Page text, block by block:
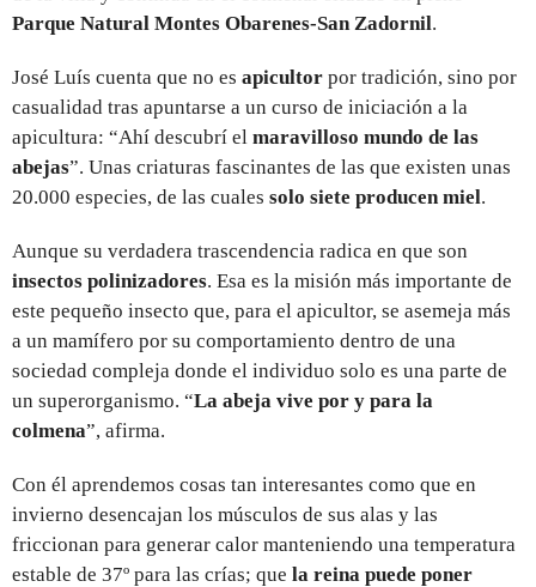
Parque Natural Montes Obarenes-San Zadornil.
José Luís cuenta que no es apicultor por tradición, sino por
casualidad tras apuntarse a un curso de iniciación a la
apicultura: “Ahí descubrí el maravilloso mundo de las
abejas”. Unas criaturas fascinantes de las que existen unas
20.000 especies, de las cuales solo siete producen miel.
Aunque su verdadera trascendencia radica en que son
insectos polinizadores. Esa es la misión más importante de
este pequeño insecto que, para el apicultor, se asemeja más
a un mamífero por su comportamiento dentro de una
sociedad compleja donde el individuo solo es una parte de
un superorganismo. “La abeja vive por y para la
colmena”, afirma.
Con él aprendemos cosas tan interesantes como que en
invierno desencajan los músculos de sus alas y las
friccionan para generar calor manteniendo una temperatura
estable de 37º para las crías; que la reina puede poner